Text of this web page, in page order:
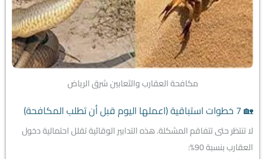
مكافحة العقارب والثعابين شرق الرياض
🏡 7 خطوات استباقية (اعملها اليوم قبل أن تطلب المكافحة)
لا تنتظر حتى تتفاقم المشكلة. هذه التدابير الوقائية تقلل احتمالية دخول
العقارب بنسبة 90%: